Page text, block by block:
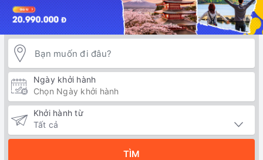
Ngày khởi hành
Khởi hành từ
TÌM